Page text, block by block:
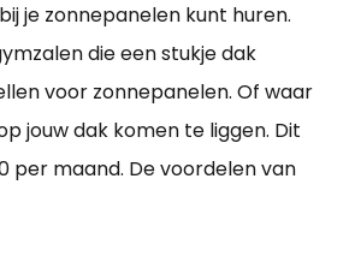
je zonnepanelen kunt huren.
die een stukje dak
voor zonnepanelen. Of waar
jouw dak komen te liggen. Dit
per maand. De voordelen van